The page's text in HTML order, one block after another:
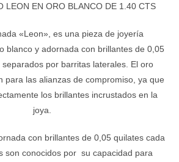
LEON EN ORO BLANCO DE 1.40 CTS
«Leon», es una pieza de joyería
blanco y adornada con brillantes de 0,05
por barritas laterales. El oro
para las alianzas de compromiso, ya que
los brillantes incrustados en la
joya.
con brillantes de 0,05 quilates cada
son conocidos por su capacidad para